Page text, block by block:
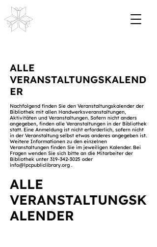
ALLE
VERANSTALTUNGSKALEND
ER
Nachfolgend finden Sie den Veranstaltungskalender der
Bibliothek mit allen Handwerksveranstaltungen,
Aktivitäten und Veranstaltungen. Sofern nicht anders
angegeben, finden alle Veranstaltungen in der Bibliothek
statt. Eine Anmeldung ist nicht erforderlich, sofern nicht
in der Veranstaltung selbst etwas anderes angegeben ist.
Weitere Informationen zu den einzelnen
Veranstaltungen finden Sie im jeweiligen Kalender. Bei
Fragen wenden Sie sich bitte an die Mitarbeiter der
Bibliothek unter 319-342-3025 oder
info@lpcpubliclibrary.org .
ALLE
VERANSTALTUNGSK
ALENDER